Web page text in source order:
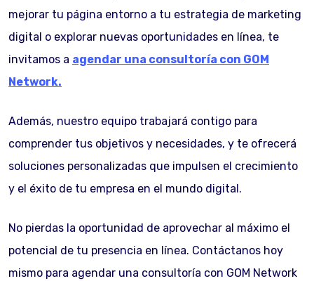
mejorar tu página entorno a tu estrategia de marketing
digital o explorar nuevas oportunidades en línea, te
invitamos a agendar una consultoría con GOM
Network.
Además, nuestro equipo trabajará contigo para
comprender tus objetivos y necesidades, y te ofrecerá
soluciones personalizadas que impulsen el crecimiento
y el éxito de tu empresa en el mundo digital.
No pierdas la oportunidad de aprovechar al máximo el
potencial de tu presencia en línea. Contáctanos hoy
mismo para agendar una consultoría con GOM Network